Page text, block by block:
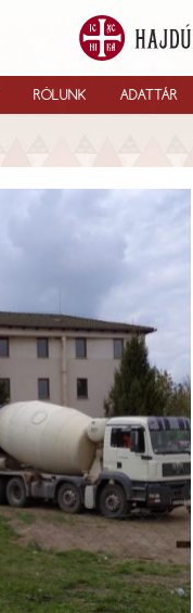
RÓLUNK ADATTÁR